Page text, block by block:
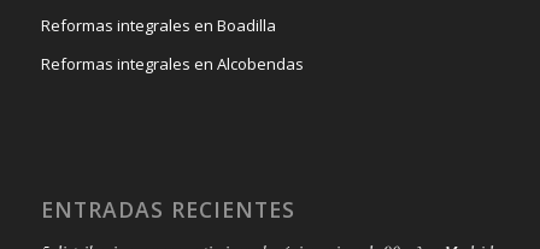
Reformas integrales en Boadilla
Reformas integrales en Alcobendas
ENTRADAS RECIENTES